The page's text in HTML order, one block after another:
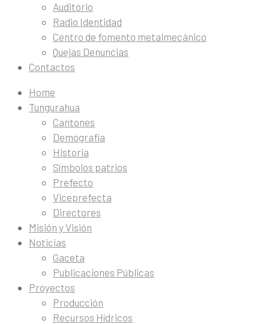
Auditorio
Radio Identidad
Centro de fomento metalmecánico
Quejas Denuncias
Contactos
Home
Tungurahua
Cantones
Demografía
Historia
Símbolos patrios
Prefecto
Viceprefecta
Directores
Misión y Visión
Noticias
Gaceta
Publicaciones Públicas
Proyectos
Producción
Recursos Hídricos